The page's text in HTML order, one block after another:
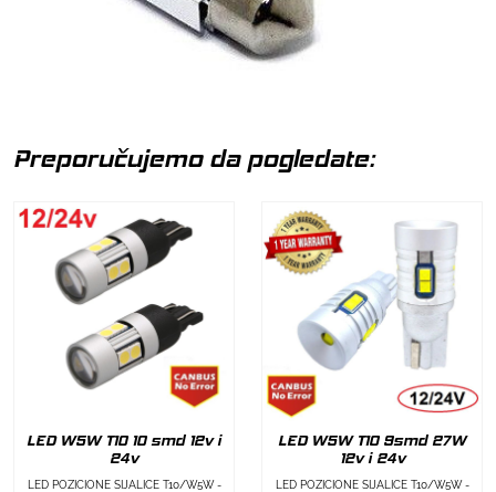
Preporučujemo da pogledate:
LED W5W T10 10 smd 12v i
24v
LED POZICIONE SIJALICE T10/W5W -
LED W5W T10 9smd 27W
12v i 24v
LED POZICIONE SIJALICE T10/W5W -